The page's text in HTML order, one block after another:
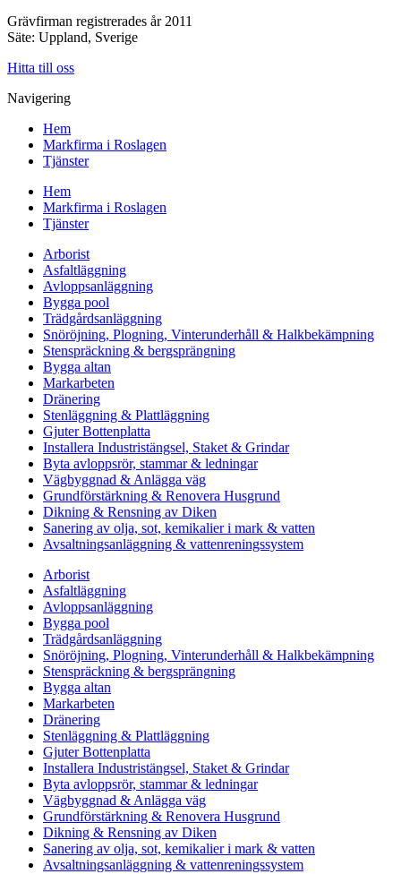
Grävfirman registrerades år 2011
Säte: Uppland, Sverige
Hitta till oss
Navigering
Hem
Markfirma i Roslagen
Tjänster
Hem
Markfirma i Roslagen
Tjänster
Arborist
Asfaltläggning
Avloppsanläggning
Bygga pool
Trädgårdsanläggning
Snöröjning, Plogning, Vinterunderhåll & Halkbekämpning
Stenspräckning & bergsprängning
Bygga altan
Markarbeten
Dränering
Stenläggning & Plattläggning
Gjuter Bottenplatta
Installera Industristängsel, Staket & Grindar
Byta avloppsrör, stammar & ledningar
Vägbyggnad & Anlägga väg
Grundförstärkning & Renovera Husgrund
Dikning & Rensning av Diken
Sanering av olja, sot, kemikalier i mark & vatten
Avsaltningsanläggning & vattenreningssystem
Arborist
Asfaltläggning
Avloppsanläggning
Bygga pool
Trädgårdsanläggning
Snöröjning, Plogning, Vinterunderhåll & Halkbekämpning
Stenspräckning & bergsprängning
Bygga altan
Markarbeten
Dränering
Stenläggning & Plattläggning
Gjuter Bottenplatta
Installera Industristängsel, Staket & Grindar
Byta avloppsrör, stammar & ledningar
Vägbyggnad & Anlägga väg
Grundförstärkning & Renovera Husgrund
Dikning & Rensning av Diken
Sanering av olja, sot, kemikalier i mark & vatten
Avsaltningsanläggning & vattenreningssystem